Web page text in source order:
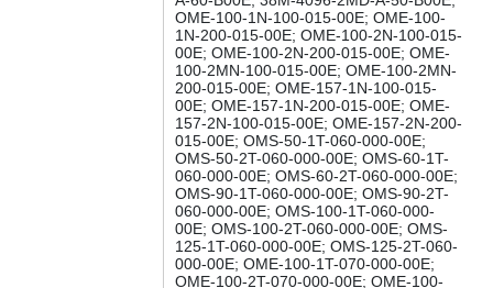
OME-100-1N-100-015-00E; OME-100-
1N-200-015-00E; OME-100-2N-100-015-
00E; OME-100-2N-200-015-00E; OME-
100-2MN-100-015-00E; OME-100-2MN-
200-015-00E; OME-157-1N-100-015-
00E; OME-157-1N-200-015-00E; OME-
157-2N-100-015-00E; OME-157-2N-200-
015-00E; OMS-50-1T-060-000-00E;
OMS-50-2T-060-000-00E; OMS-60-1T-
060-000-00E; OMS-60-2T-060-000-00E;
OMS-90-1T-060-000-00E; OMS-90-2T-
060-000-00E; OMS-100-1T-060-000-
00E; OMS-100-2T-060-000-00E; OMS-
125-1T-060-000-00E; OMS-125-2T-060-
000-00E; OME-100-1T-070-000-00E;
OME-100-2T-070-000-00E; OME-100-